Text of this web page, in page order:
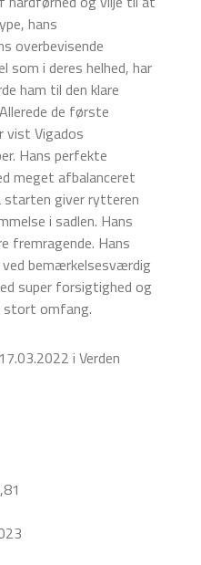
hans
overbevisende
som i deres helhed, har
ham til den klare
de første
vist Vigados
Hans perfekte
meget afbalanceret
giver rytteren
i sadlen. Hans
fremragende. Hans
bemærkelsesværdig
super forsigtighed og
stort omfang.
i Verden